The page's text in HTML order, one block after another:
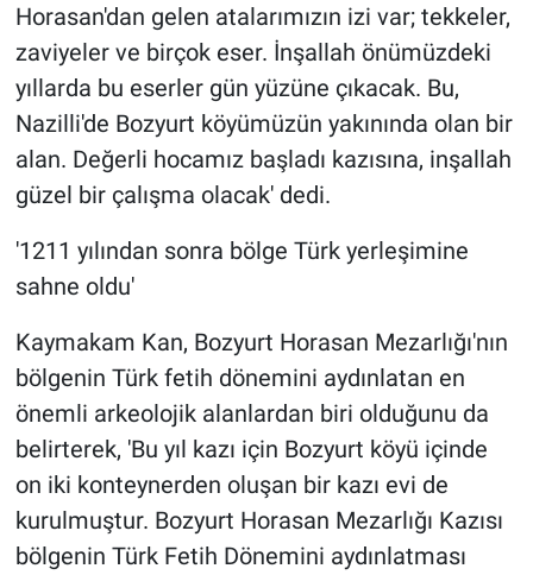
Horasan'dan gelen atalarımızın izi var; tekkeler,
zaviyeler ve birçok eser. İnşallah önümüzdeki
yıllarda bu eserler gün yüzüne çıkacak. Bu,
Nazilli'de Bozyurt köyümüzün yakınında olan bir
alan. Değerli hocamız başladı kazısına, inşallah
güzel bir çalışma olacak' dedi.
'1211 yılından sonra bölge Türk yerleşimine
sahne oldu'
Kaymakam Kan, Bozyurt Horasan Mezarlığı'nın
bölgenin Türk fetih dönemini aydınlatan en
önemli arkeolojik alanlardan biri olduğunu da
belirterek, 'Bu yıl kazı için Bozyurt köyü içinde
on iki konteynerden oluşan bir kazı evi de
kurulmuştur. Bozyurt Horasan Mezarlığı Kazısı
bölgenin Türk Fetih Dönemini aydınlatması